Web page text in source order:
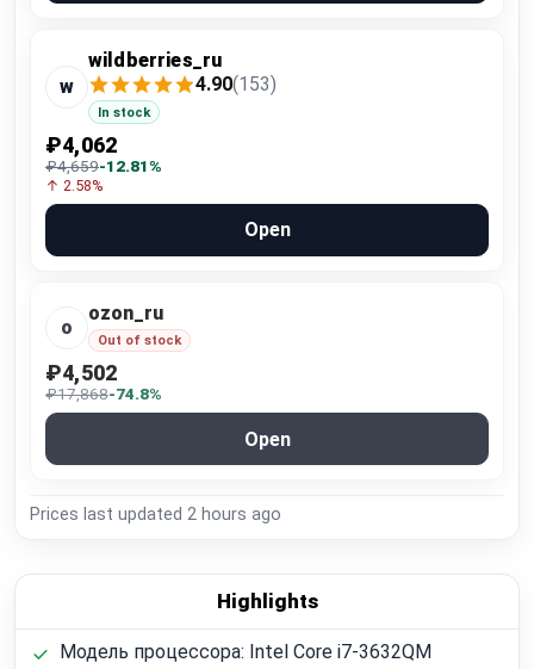
w
wildberries_ru
4.90(153)
In stock
₽4,062
₽4,659-12.81%
↑ 2.58%
Open
o
ozon_ru
Out of stock
₽4,502
₽17,868-74.8%
Open
Prices last updated 2 hours ago
Highlights
Модель процессора: Intel Core i7-3632QM